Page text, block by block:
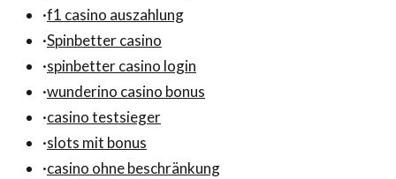
·f1 casino auszahlung
·Spinbetter casino
·spinbetter casino login
·wunderino casino bonus
·casino testsieger
·slots mit bonus
·casino ohne beschränkung